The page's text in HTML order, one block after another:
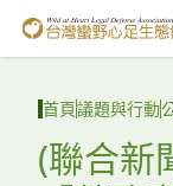
台灣蠻野心足生
議題與行動
首頁議題與行動
(聯合新